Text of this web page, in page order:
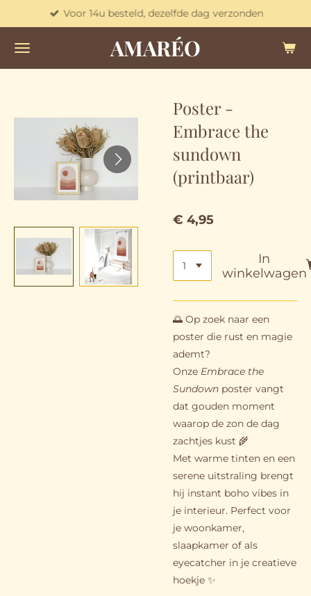
naar
de
AMARÉO
Voor 14u besteld, dezelfde dag verzonden
Poster -
Embrace the
sundown
(printbaar)
€ 4,95
In
winkelwagen
🌅 Op zoek naar een
poster die rust en magie
ademt?
Onze Embrace the
Sundown poster vangt
dat gouden moment
waarop de zon de dag
zachtjes kust 🌾
Met warme tinten en een
serene uitstraling brengt
hij instant boho vibes in
je interieur. Perfect voor
je woonkamer,
slaapkamer of als
eyecatcher in je creatieve
hoekje ✨